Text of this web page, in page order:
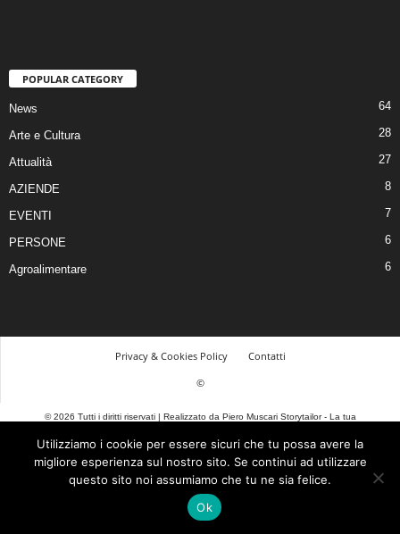
POPULAR CATEGORY
News 64
Arte e Cultura 28
Attualità 27
AZIENDE 8
EVENTI 7
PERSONE 6
Agroalimentare 6
Privacy & Cookies Policy
Contatti
©
© 2026 Tutti i diritti riservati | Realizzato da Piero Muscari Storytailor - La tua
www.pieromuscari.it
| Questo sito è di proprietà di: Duepuntozero srls P. Iva
03377590793 |Privacy Policy
Utilizziamo i cookie per essere sicuri che tu possa avere la
migliore esperienza sul nostro sito. Se continui ad utilizzare
questo sito noi assumiamo che tu ne sia felice.
Ok